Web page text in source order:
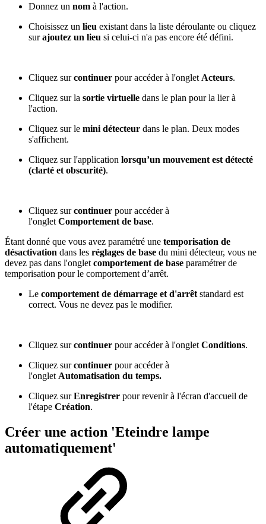
Donnez un nom à l'action.
Choisissez un lieu existant dans la liste déroulante ou cliquez
surajoutez un lieu si celui-ci n'a pas encore été défini.
Cliquez surcontinuer pour accéder à l'onglet Acteurs.
Cliquez sur la sortie virtuelle dans le plan pour la lier à
l'action.
Cliquez sur le mini détecteur dans le plan. Deux modes
s'affichent.
Cliquez sur l'application lorsqu’un mouvement est détecté
(clarté et obscurité).
Cliquez surcontinuer pour accéder à
l'onglet Comportement de base.
Étant donné que vous avez paramétré une temporisation de
désactivation dans les réglages de base du mini détecteur, vous ne
devez pas dans l'onglet comportement de base paramétrer de
temporisation pour le comportement d’arrêt.
Le comportement de démarrage et d'arrêt standard est
correct. Vous ne devez pas le modifier.
Cliquez surcontinuer pour accéder à l'onglet Conditions.
Cliquez surcontinuer pour accéder à
l'onglet Automatisation du temps.
Cliquez surEnregistrer pour revenir à l'écran d'accueil de
l'étape Création.
Créer une action 'Eteindre lampe
automatiquement'